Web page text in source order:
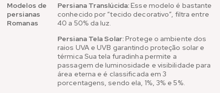
Modelos de
persianas
Romanas
Persiana Translúcida:Esse modelo é bastante
conhecido por “tecido decorativo”, filtra entre
40 a 50% da luz.
Persiana Tela Solar:Protege o ambiente dos
raios UVA e UVB garantindo proteção solar e
térmica Sua tela furadinha permite a
passagem de luminosidade e visibilidade para
área eterna e é classificada em 3
porcentagens, sendo ela, 1%, 3% e 5%.